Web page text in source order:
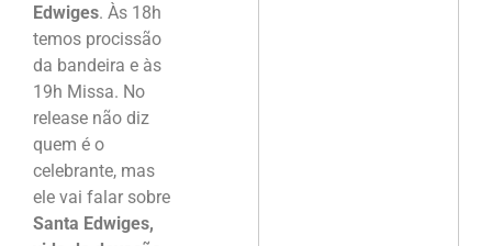
Edwiges. Às 18h
temos procissão
da bandeira e às
19h Missa. No
release não diz
quem é o
celebrante, mas
ele vai falar sobre
Santa Edwiges,